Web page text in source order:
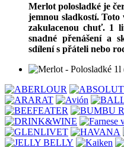
Merlot polosladké je
jemnou sladkostí. Toto
zakulacenou chuť. 1
snadné přenášení a
sdílení s přáteli nebo